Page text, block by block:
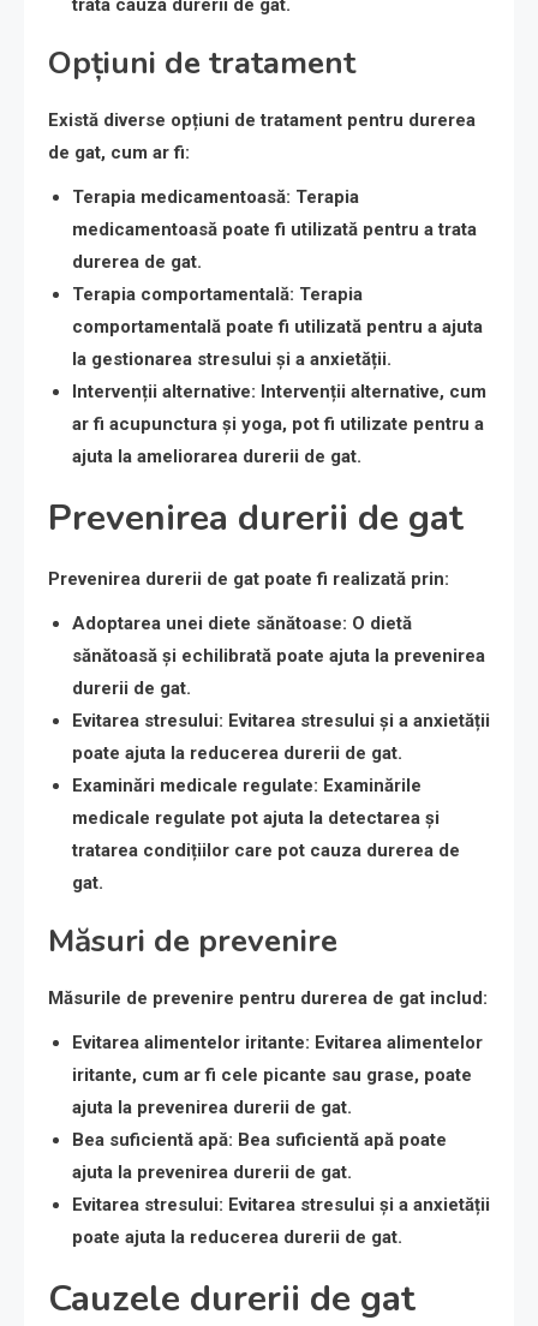
trata cauza durerii de gat.
Opțiuni de tratament
Există diverse opțiuni de tratament pentru durerea
de gat, cum ar fi:
Terapia medicamentoasă: Terapia
medicamentoasă poate fi utilizată pentru a trata
durerea de gat.
Terapia comportamentală: Terapia
comportamentală poate fi utilizată pentru a ajuta
la gestionarea stresului și a anxietății.
Intervenții alternative: Intervenții alternative, cum
ar fi acupunctura și yoga, pot fi utilizate pentru a
ajuta la ameliorarea durerii de gat.
Prevenirea durerii de gat
Prevenirea durerii de gat poate fi realizată prin:
Adoptarea unei diete sănătoase: O dietă
sănătoasă și echilibrată poate ajuta la prevenirea
durerii de gat.
Evitarea stresului: Evitarea stresului și a anxietății
poate ajuta la reducerea durerii de gat.
Examinări medicale regulate: Examinările
medicale regulate pot ajuta la detectarea și
tratarea condițiilor care pot cauza durerea de
gat.
Măsuri de prevenire
Măsurile de prevenire pentru durerea de gat includ:
Evitarea alimentelor iritante: Evitarea alimentelor
iritante, cum ar fi cele picante sau grase, poate
ajuta la prevenirea durerii de gat.
Bea suficientă apă: Bea suficientă apă poate
ajuta la prevenirea durerii de gat.
Evitarea stresului: Evitarea stresului și a anxietății
poate ajuta la reducerea durerii de gat.
Cauzele durerii de gat